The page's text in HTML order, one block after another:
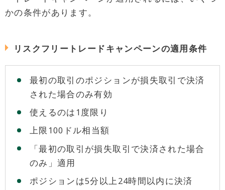
かの条件があります。
リスクフリートレードキャンペーンの適用条件
最初の取引のポジションが損失取引で決済
された場合のみ有効
使えるのは1度限り
上限100ドル相当額
「最初の取引が損失取引で決済された場合
のみ」適用
ポジションは5分以上24時間以内に決済